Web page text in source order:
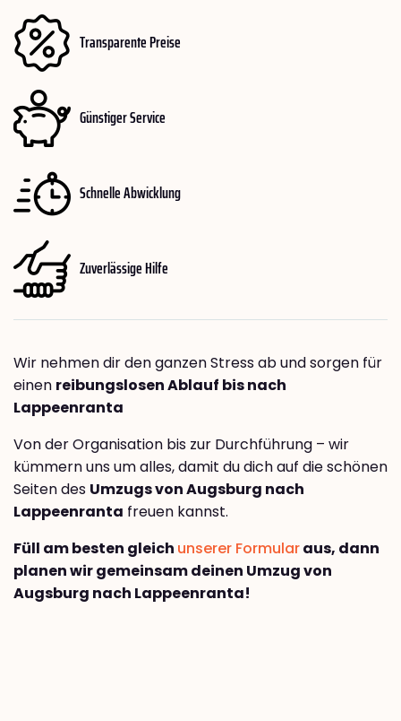
Transparente Preise
Günstiger Service
Schnelle Abwicklung
Zuverlässige Hilfe
Wir nehmen dir den ganzen Stress ab und sorgen für
einen reibungslosen Ablauf bis nach
Lappeenranta
Von der Organisation bis zur Durchführung – wir
kümmern uns um alles, damit du dich auf die schönen
Seiten des Umzugs von Augsburg nach
Lappeenranta freuen kannst.
Füll am besten gleich unserer Formularaus, dann
planen wir gemeinsam deinen Umzug von
Augsburg nach Lappeenranta!